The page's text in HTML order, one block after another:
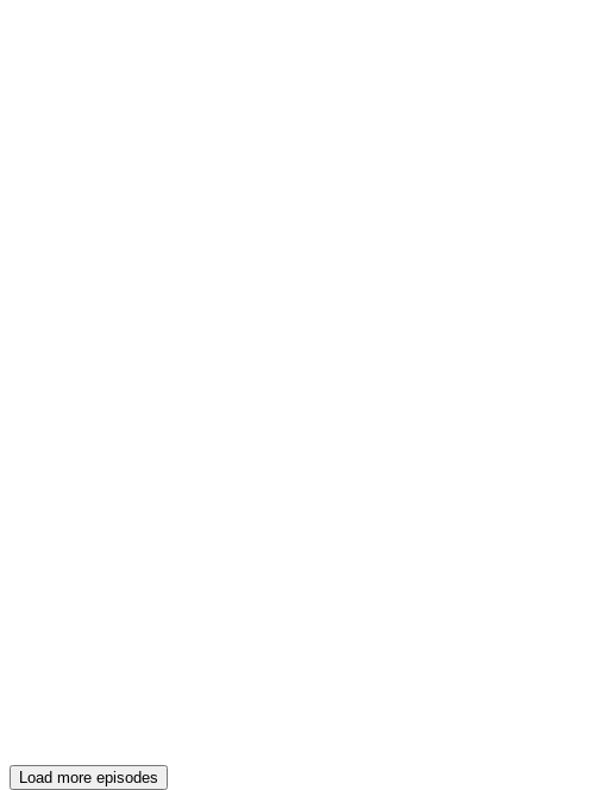
Load more episodes